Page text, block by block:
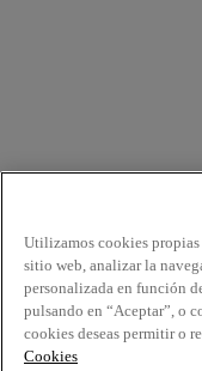
Utilizamos cookies
sitio web, analizar la
personalizada en función
pulsando en “Aceptar”, o
cookies deseas permitir o
Cookies